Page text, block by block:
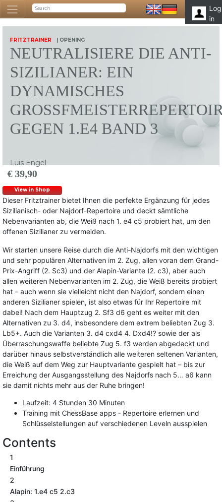
Log
in
FRITZTRAINER | OPENING
NEUTRALISIERE DIE ANTI-
SIZILIANER: EIN
DYNAMISCHES
EGEN 1.E4 BAND 3
Luis Engel
€ 39,90
View in Shop
Dieser Fritztrainer bietet Ihnen die perfekte Ergänzung für jedes
Sizilianisch- oder Najdorf-Repertoire und deckt sämtliche
Nebenvarianten ab, die Weiß nach 1. e4 c5 probiert hat, um den
offenen Sizilianer zu vermeiden.
Wir starten unsere Reise durch die Anti-Najdorfs mit den wichtigen
und sehr populären Alternativen im 2. Zug, allen voran dem Grand-
Prix-Angriff (2. Sc3) und der Alapin-Variante (2. c3), aber auch
allen weiteren Nebenvarianten im 2. Zug, die Weiß bereits probiert
hat – auch wenn sie vielleicht nicht den Najdorf, sondern einen
anderen Sizilianer spielen, ist also etwas für Ihr Repertoire mit
dabei! Nach dem Hauptzug 2. Sf3 d6 geht es weiter mit den
Alternativen zu 3. d4, insbesondere dem extrem beliebten Zug 3.
Lb5+. Auch die Varianten 3. d4 cxd4 4. Dxd4!? sowie der als
Überraschungswaffe beliebte Zug 5. f3 werden abgedeckt und
darüber hinaus selbstverständlich alle weiteren seltenen Varianten,
die Weiß auf dem Weg zur Hauptvariante gespielt hat – bis zur
Erreichung der Ausgangsstellung des Najdorfs nach 5… a6 kann
sie damit nichts mehr aus der Ruhe bringen!
Laufzeit: 4 Stunden 30 Minuten
Training mit ChessBase apps - Repertoire erlernen und
Schlüsselstellungen auf verschiedenen Leveln ausspielen
Contents
1
Einführung
2
Alapin: 1.e4 c5 2.c3